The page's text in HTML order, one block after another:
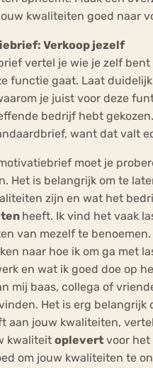
kwaliteiten goed naar
Verkoop jezelf
vertel je wie je zelf bent
functie gaat. Laat
je juist voor deze
bedrijf hebt
want dat valt
moet je
Het is belangrijk om te
zijn en wat het
heeft. Ik vind het vaak
van mezelf te
naar hoe ik om ga met
en wat ik goed doe op
mij baas, collega of
Het is erg belangrijk
aan jouw kwaliteiten,
kwaliteit oplevert voor het
om jouw kwaliteiten te